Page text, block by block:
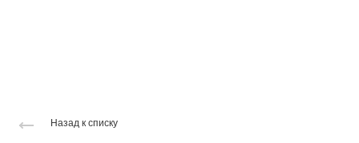
Назад к списку